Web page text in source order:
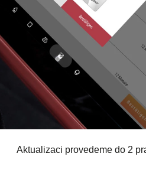
Aktualizaci provedeme do 2